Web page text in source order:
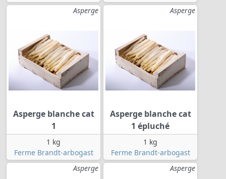
Asperge
Asperge blanche cat
1
1 kg
Ferme Brandt-arbogast
Asperge
Asperge blanche cat
1 épluché
1 kg
Ferme Brandt-arbogast
Asperge
Asperge